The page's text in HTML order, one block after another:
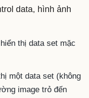
data, hình ảnh
thị data set mặc
một data set (không
image trỏ đến